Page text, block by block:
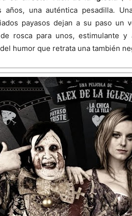
años, una auténtica pesadilla.
payasos dejan a su paso un
de rosca para unos, estimulante
humor que retrata una también